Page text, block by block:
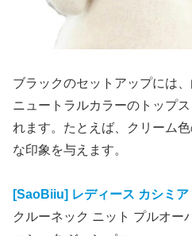
ブラックのセットアップには
ニュートラルカラーのトップ
れます。たとえば、クリーム
な印象を与えます。
[SaoBiiu] レディース カシミア
クルーネック ニット プルオー